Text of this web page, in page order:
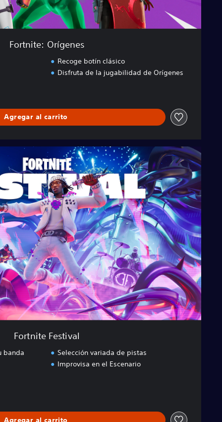
Fortnite: Orígenes
Recoge botín clásico
Disfruta de la jugabilidad de Orígenes
Agregar al carrito
Fortnite Festival
banda
Selección variada de pistas
Improvisa en el Escenario
Agregar al carrito